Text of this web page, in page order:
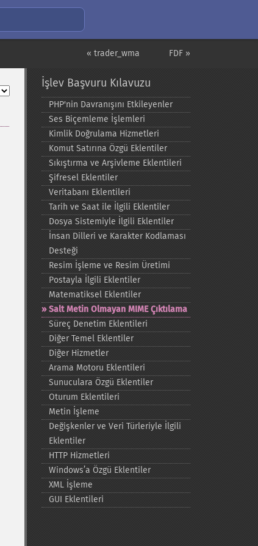
FDF »
« trader_wma
İşlev Başvuru Kılavuzu
PHP'nin Davranışını Etkileyenler
Ses Biçemleme İşlemleri
Kimlik Doğrulama Hizmetleri
Komut Satırına Özgü Eklentiler
Sıkıştırma ve Arşivleme Eklentileri
Şifresel Eklentiler
Veritabanı Eklentileri
Tarih ve Saat ile İlgili Eklentiler
Dosya Sistemiyle İlgili Eklentiler
İnsan Dilleri ve Karakter Kodlaması
Desteği
Resim İşleme ve Resim Üretimi
Postayla İlgili Eklentiler
Matematiksel Eklentiler
Salt Metin Olmayan MIME Çıktılama
Süreç Denetim Eklentileri
Diğer Temel Eklentiler
Diğer Hizmetler
Arama Motoru Eklentileri
Sunuculara Özgü Eklentiler
Oturum Eklentileri
Metin İşleme
Değişkenler ve Veri Türleriyle İlgili
Eklentiler
HTTP Hizmetleri
Windows’a Özgü Eklentiler
XML İşleme
GUI Eklentileri